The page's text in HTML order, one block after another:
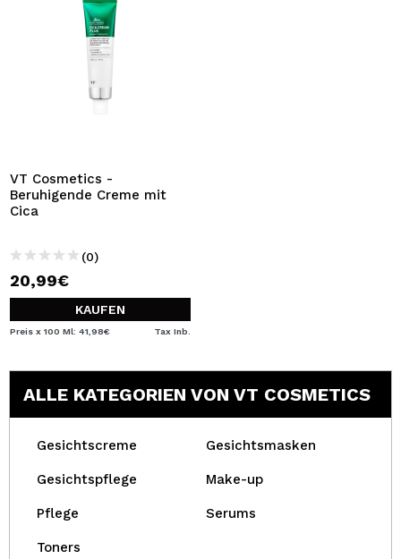
VT Cosmetics -
Beruhigende Creme mit
Cica
(0)
20,99€
KAUFEN
Preis x 100 Ml: 41,98€ Tax Inb.
ALLE KATEGORIEN VON VT COSMETICS
Gesichtscreme Gesichtsmasken
Gesichtspflege Make-up
Pflege Serums
Toners